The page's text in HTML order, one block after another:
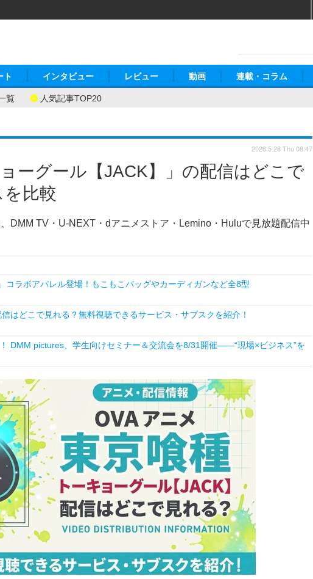
覧 人気記事TOP20
ト インタビュー レビュー 動画 連載・コラム
ーグール【JACK】」の配信はどこで
を比較
DMM TV・U-NEXT・dアニメストア・Lemino・Huluで見放題配信中
2026.5.28 Thu 08:47
コラボアパレル登場！もこもこバッグやカーディガンなど全8型
はどこで見れる？無料視聴できるサービス・サブスクを紹介！
DMM pictures、学生向けセミナー＆交流会を8/31開催――“現場×ビジネス”を